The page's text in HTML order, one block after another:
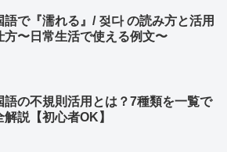
語で『濡れる』/ 젖다 の読み方と活用
方〜日常生活で使える例文〜
語の不規則活用とは？7種類を一覧で
解説【初心者OK】